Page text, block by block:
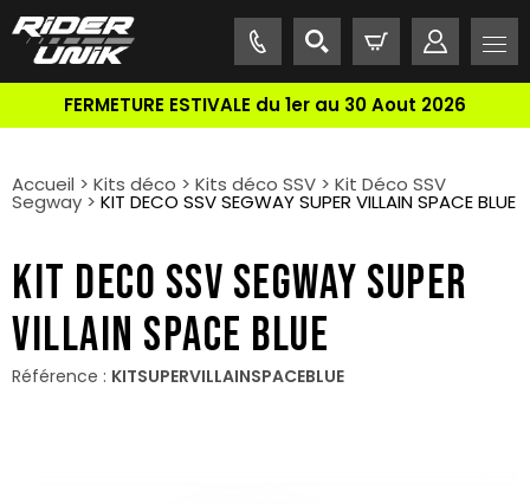
FERMETURE ESTIVALE du 1er au 30 Aout 2026
Accueil > Kits déco > Kits déco SSV > Kit Déco SSV
Segway > KIT DECO SSV SEGWAY SUPER VILLAIN SPACE BLUE
KIT DECO SSV SEGWAY SUPER
VILLAIN SPACE BLUE
Référence : KITSUPERVILLAINSPACEBLUE